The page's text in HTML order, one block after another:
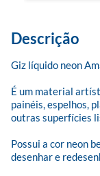
Descrição
Giz líquido neon
É um material
painéis, espelhos,
outras superfícies
Possui a cor neon
desenhar e